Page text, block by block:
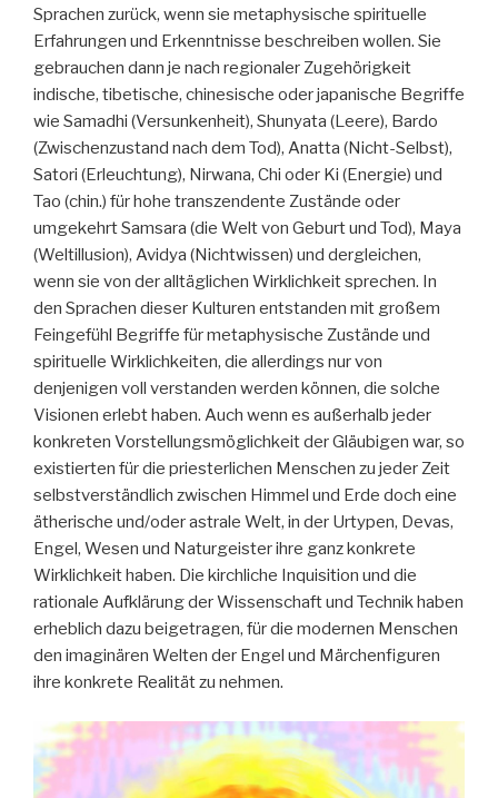
Sprachen zurück, wenn sie metaphysische spirituelle
Erfahrungen und Erkenntnisse beschreiben wollen. Sie
gebrauchen dann je nach regionaler Zugehörigkeit
indische, tibetische, chinesische oder japanische Begriffe
wie Samadhi (Versunkenheit), Shunyata (Leere), Bardo
(Zwischenzustand nach dem Tod), Anatta (Nicht-Selbst),
Satori (Erleuchtung), Nirwana, Chi oder Ki (Energie) und
Tao (chin.) für hohe transzendente Zustände oder
umgekehrt Samsara (die Welt von Geburt und Tod), Maya
(Weltillusion), Avidya (Nichtwissen) und dergleichen,
wenn sie von der alltäglichen Wirklichkeit sprechen. In
den Sprachen dieser Kulturen entstanden mit großem
Feingefühl Begriffe für metaphysische Zustände und
spirituelle Wirklichkeiten, die allerdings nur von
denjenigen voll verstanden werden können, die solche
Visionen erlebt haben. Auch wenn es außerhalb jeder
konkreten Vorstellungsmöglichkeit der Gläubigen war, so
existierten für die priesterlichen Menschen zu jeder Zeit
selbstverständlich zwischen Himmel und Erde doch eine
ätherische und/oder astrale Welt, in der Urtypen, Devas,
Engel, Wesen und Naturgeister ihre ganz konkrete
Wirklichkeit haben. Die kirchliche Inquisition und die
rationale Aufklärung der Wissenschaft und Technik haben
erheblich dazu beigetragen, für die modernen Menschen
den imaginären Welten der Engel und Märchenfiguren
ihre konkrete Realität zu nehmen.